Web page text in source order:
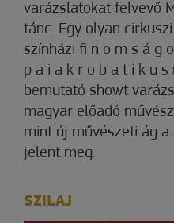
varázslatokat felvevő
tánc. Egy olyan
színházi fi n o m s á g
p a i a k r o b a t i k u
bemutató showt
magyar előadó
mint új művészeti ág a
jelent meg.
SZILAJ